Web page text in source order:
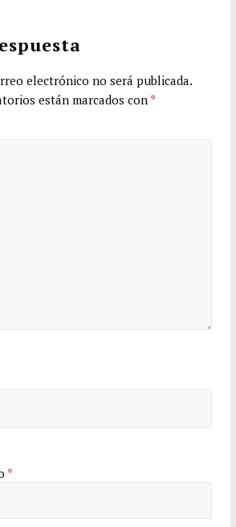
electrónico no será publicada.
están marcados con *
*